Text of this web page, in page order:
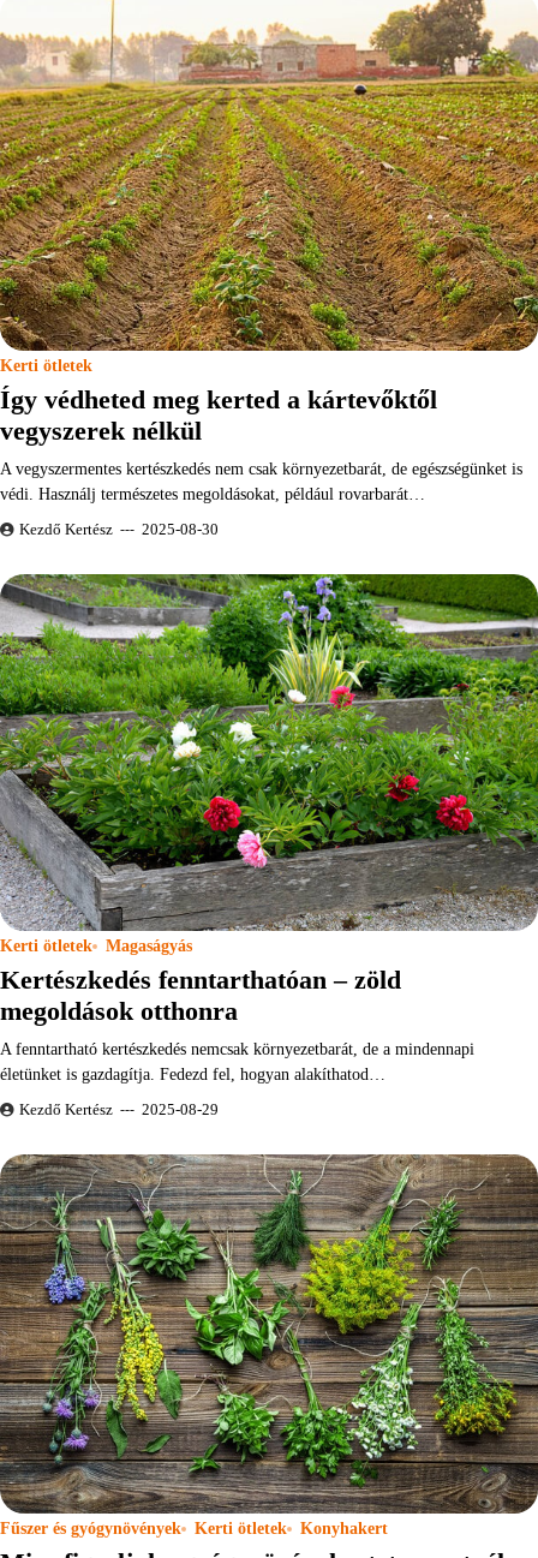
Kerti ötletek
Így védheted meg kerted a kártevőktől
vegyszerek nélkül
A vegyszermentes kertészkedés nem csak környezetbarát, de egészségünket is
védi. Használj természetes megoldásokat, például rovarbarát…
Kezdő Kertész 2025-08-30
Kerti ötletek Magaságyás
Kertészkedés fenntarthatóan – zöld
megoldások otthonra
A fenntartható kertészkedés nemcsak környezetbarát, de a mindennapi
életünket is gazdagítja. Fedezd fel, hogyan alakíthatod…
Kezdő Kertész 2025-08-29
Fűszer és gyógynövények Kerti ötletek Konyhakert